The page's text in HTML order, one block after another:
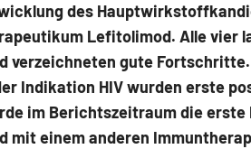
des
Lefitolimod. Alle vier
verzeichneten gute
Indikation HIV wurden erste
im Berichtszeitraum die
mit einem anderen